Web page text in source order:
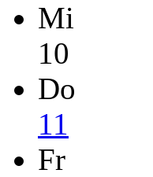
Mi
10
Do
11
Fr